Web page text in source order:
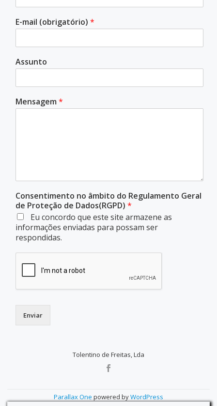
E-mail (obrigatório) *
Assunto
Mensagem *
Consentimento no âmbito do Regulamento Geral
de Proteção de Dados(RGPD) *
Eu concordo que este site armazene as
informações enviadas para possam ser
respondidas.
Enviar
Tolentino de Freitas, Lda
Parallax One powered byWordPress